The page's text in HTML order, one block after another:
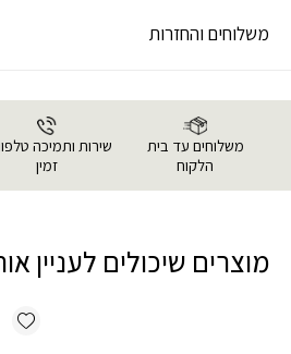
משלוחים והחזרות
משלוחים עד בית
הלקוח
שירות ותמיכה
זמין
מוצרים שיכולים לעניין